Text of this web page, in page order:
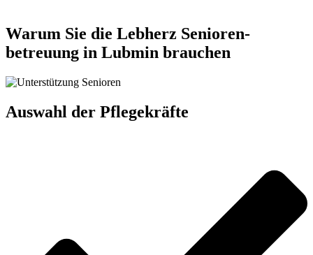
Warum Sie die Lebherz Senioren­
betreuung in Lubmin brauchen
Auswahl der Pflegekräfte